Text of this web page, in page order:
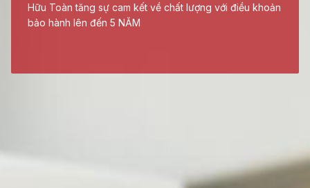
Hữu Toàn tăng sự cam kết về chất lượng với điều khoản
bảo hành lên đến 5 NĂM